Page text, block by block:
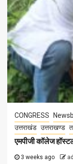
CONGRESS
उत्तराखंड उत्तराखण्ड
एमपीजी कॉलेज
3 weeks ago